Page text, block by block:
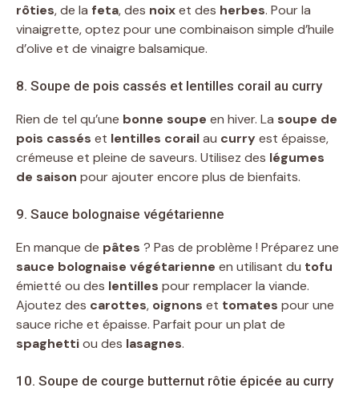
rôties, de la feta, des noixet des herbes. Pour la
vinaigrette, optez pour une combinaison simple d’huile
d’olive et de vinaigre balsamique.
8. Soupe de pois cassés et lentilles corail au curry
Rien de tel qu’une bonne soupe en hiver. La soupe de
pois cassés et lentilles corailau curryest épaisse,
crémeuse et pleine de saveurs. Utilisez des légumes
de saison pour ajouter encore plus de bienfaits.
9. Sauce bolognaise végétarienne
En manque de pâtes ? Pas de problème ! Préparez une
sauce bolognaise végétarienne en utilisant du tofu
émietté ou des lentilles pour remplacer la viande.
Ajoutez des carottes, oignons et tomates pour une
sauce riche et épaisse. Parfait pour un plat de
spaghettiou des lasagnes.
10. Soupe de courge butternut rôtie épicée au curry